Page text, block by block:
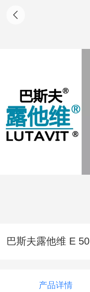
巴斯夫露他维 E 50
产品详情